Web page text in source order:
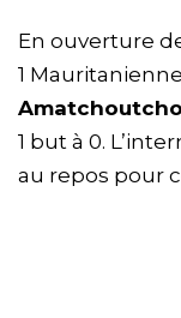
En ouverture
1
1 but à 0.
au repos pour